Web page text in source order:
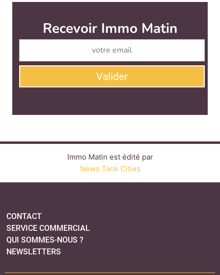
Immo Matin est édité par
QUI SOMMES-NOUS ?
LINKEDINTWITTERFACEBOOK
YOUTUBE
MENTIONS LÉGALES
POLITIQUE DE CONFIDENTIALITÉ
COOKIES